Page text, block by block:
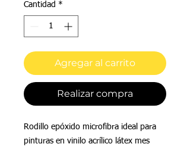
Cantidad *
Agregar al carrito
Realizar compra
Rodillo epóxido microfibra ideal para
pinturas en vinilo acrílico látex mes